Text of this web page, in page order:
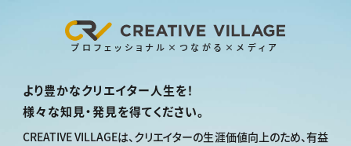
プロフェッショナル×つながる×メディア
より豊かなクリエイター人生を！
様々な知見・発見を得てください。
CREATIVE VILLAGEは、クリエイターの生涯価値向上のため、有益